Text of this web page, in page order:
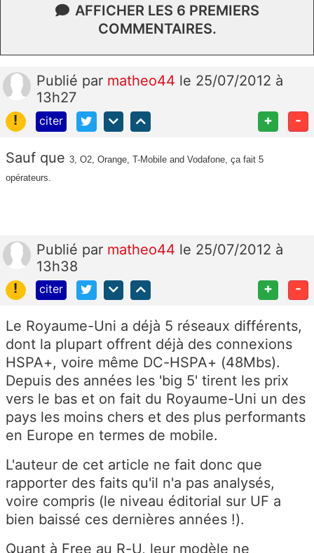
AFFICHER LES 6 PREMIERS
COMMENTAIRES.
Publié par matheo44 le 25/07/2012 à
13h27
!
citer + -
Sauf que 3, O2, Orange, T-Mobile and Vodafone, ça fait 5
opérateurs.
Publié par matheo44 le 25/07/2012 à
13h38
!
citer + -
Le Royaume-Uni a déjà 5 réseaux différents,
dont la plupart offrent déjà des connexions
HSPA+, voire même DC-HSPA+ (48Mbs).
Depuis des années les 'big 5' tirent les prix
vers le bas et on fait du Royaume-Uni un des
pays les moins chers et des plus performants
en Europe en termes de mobile.
L'auteur de cet article ne fait donc que
rapporter des faits qu'il n'a pas analysés,
voire compris (le niveau éditorial sur UF a
bien baissé ces dernières années !).
Quant à Free au R-U, leur modèle ne